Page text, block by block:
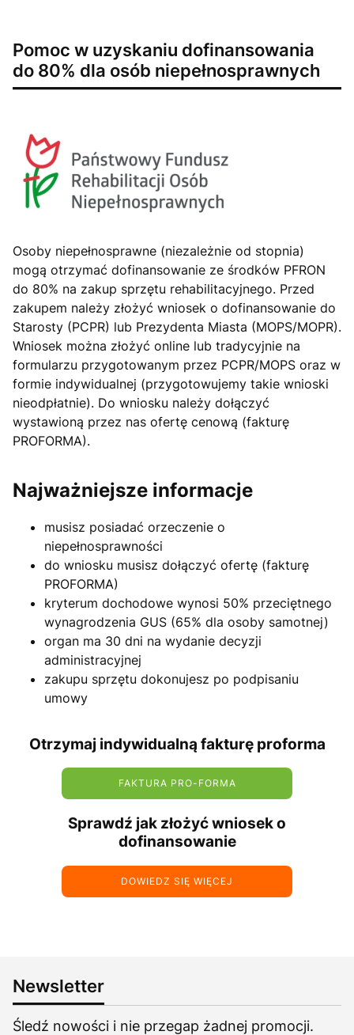
Pomoc w uzyskaniu dofinansowania
do 80% dla osób niepełnosprawnych
Osoby niepełnosprawne (niezależnie od stopnia)
mogą otrzymać dofinansowanie ze środków PFRON
do 80% na zakup sprzętu rehabilitacyjnego. Przed
zakupem należy złożyć wniosek o dofinansowanie do
Starosty (PCPR) lub Prezydenta Miasta (MOPS/MOPR).
Wniosek można złożyć online lub tradycyjnie na
formularzu przygotowanym przez PCPR/MOPS oraz w
formie indywidualnej (przygotowujemy takie wnioski
nieodpłatnie). Do wniosku należy dołączyć
wystawioną przez nas ofertę cenową (fakturę
PROFORMA).
Najważniejsze informacje
musisz posiadać orzeczenie o
niepełnosprawności
do wniosku musisz dołączyć ofertę (fakturę
PROFORMA)
kryterum dochodowe wynosi 50% przeciętnego
wynagrodzenia GUS (65% dla osoby samotnej)
organ ma 30 dni na wydanie decyzji
administracyjnej
zakupu sprzętu dokonujesz po podpisaniu
umowy
Otrzymaj indywidualną fakturę proforma
FAKTURA PRO-FORMA
Sprawdź jak złożyć wniosek o
dofinansowanie
DOWIEDZ SIĘ WIĘCEJ
Newsletter
Śledź nowości i nie przegap żadnej promocji.